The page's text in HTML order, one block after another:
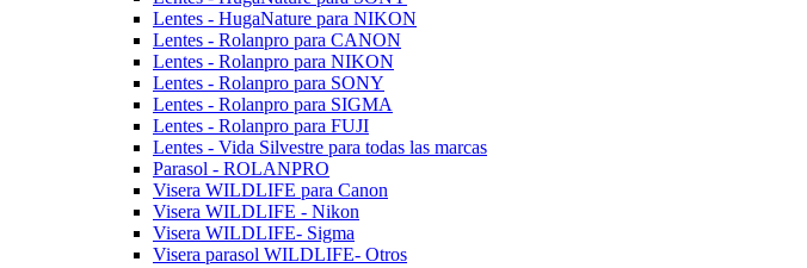
Lentes - HugaNature para NIKON
Lentes - Rolanpro para CANON
Lentes - Rolanpro para NIKON
Lentes - Rolanpro para SONY
Lentes - Rolanpro para SIGMA
Lentes - Rolanpro para FUJI
Lentes - Vida Silvestre para todas las marcas
Parasol - ROLANPRO
Visera WILDLIFE para Canon
Visera WILDLIFE - Nikon
Visera WILDLIFE- Sigma
Visera parasol WILDLIFE- Otros